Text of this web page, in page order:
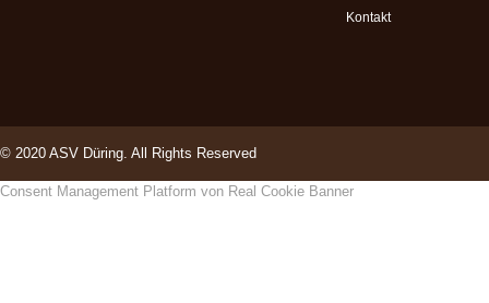
Kontakt
© 2020 ASV Düring. All Rights Reserved
Consent Management Platform von Real Cookie Banner